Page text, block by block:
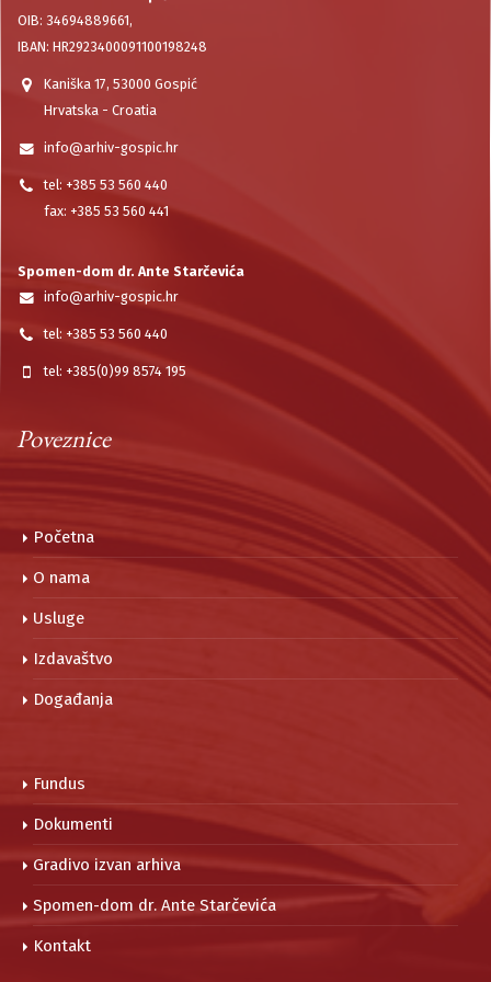
OIB: 34694889661,
IBAN: HR2923400091100198248
Kaniška 17, 53000 Gospić
Hrvatska - Croatia
info@arhiv-gospic.hr
tel: +385 53 560 440
fax: +385 53 560 441
Spomen-dom dr. Ante Starčevića
info@arhiv-gospic.hr
tel: +385 53 560 440
tel: +385(0)99 8574 195
Poveznice
Početna
O nama
Usluge
Izdavaštvo
Događanja
Fundus
Dokumenti
Gradivo izvan arhiva
Spomen-dom dr. Ante Starčevića
Kontakt